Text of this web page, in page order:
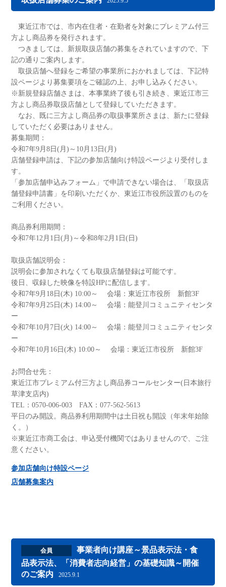
東近江市では、市内在住者・在勤者を対象にプレミアム付三
方よし商品券を発行されます。
つきましては、新規取扱店舗の募集をされていますので、下
記の通りご案内します。
取扱店舗へ登録をご希望の事業所におかれましては、下記特
設ページより募集要項をご確認の上、お申し込みください。
※新規登録店舗さまは、本事業終了後も引き続き、東近江市三
方よし商品券取扱店舗として登録していただきます。
なお、既に三方よし商品券の取扱事業所さまは、新たに登録
していただく必要はありません。
募集期間：
令和7年9月8日(月)～10月13日(月)
店舗登録申請は、下記の参加店舗向け特設ページより受付しま
す。
「参加店舗申込みフォーム」で申請できない場合は、「取扱店
舗登録申請書」を印刷いただくか、東近江市役所設置のものを
ご利用ください。
商品券利用期間：
令和7年12月1日(月)～令和8年2月1日(日)
取扱店舗説明会：
説明会に参加されなくても取扱店舗登録は可能です。
後日、収録した映像を特設HPに配信します。
令和7年9月18日(木) 10:00～ 会場：東近江市役所 新館3F
令和7年9月25日(木) 14:00～ 会場：能登川コミュニティセンタ
ー
令和7年10月7日(火) 14:00～ 会場：能登川コミュニティセンタ
ー
令和7年10月16日(木) 10:00～ 会場：東近江市役所 新館3F
お問合せ先：
東近江市プレミアム付三方よし商品券コールセンター(日本旅行
草津支店内)
TEL：0570-006-003 FAX：077-562-5613
平日のみ開設。商品券利用期間中は土日祝も開設（年末年始除
く。）
※東近江市商工会は、申込受付機関ではありませんので、ご注
意ください。
参加店舗向け特設ページ
店舗募集案内
会員
事業者向け講座～景品表示法・食
品表示法、「消費者志向経営」の基礎知識～開催
のご案内
2025.9.1